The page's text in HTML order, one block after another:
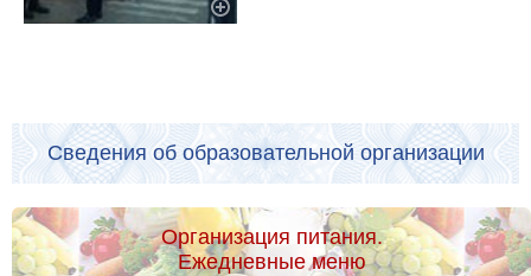
Сведения об образовательной организации
Организация питания.
Ежедневные меню